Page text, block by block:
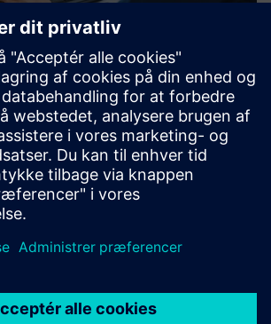
gør det muligt for producenterne at
ved at udnytte fordelene ved 3D-
i forsyningskæden og forbedre